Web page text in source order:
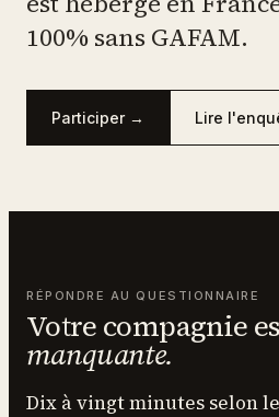
100% sans GAFAM.
Participer → Lire
RÉPONDRE AU QUESTIONNAIRE
Votre compagnie
manquante.
Dix à vingt minutes selon